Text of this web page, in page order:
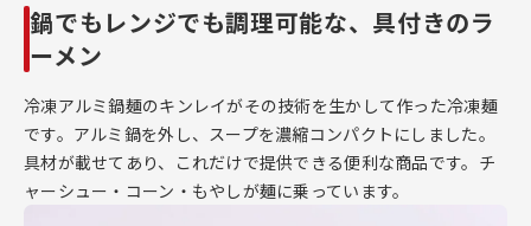
鍋でもレンジでも調理可能な、具付きのラ
ーメン
冷凍アルミ鍋麺のキンレイがその技術を生かして作った冷凍麺
です。アルミ鍋を外し、スープを濃縮コンパクトにしました。
具材が載せてあり、これだけで提供できる便利な商品です。チ
ャーシュー・コーン・もやしが麺に乗っています。